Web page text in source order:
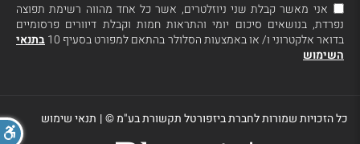
אני מאשר קבלת שני ניוזלטרים, אשר כל אחד מהווה רשימת תפוצה
נפרדת, בנושאים סיכום יומי והתראות חמות וקבלת דיוורים פרסומיים
בדואר אלקטרוני ו/ או באמצעות הסלולר בהתאם למפורט בסעיף 10
בתנאי
השימוש
כל הזכויות שמורות לחברת ביזפורטל תקשורת בע"מ ©| תנאי שימוש